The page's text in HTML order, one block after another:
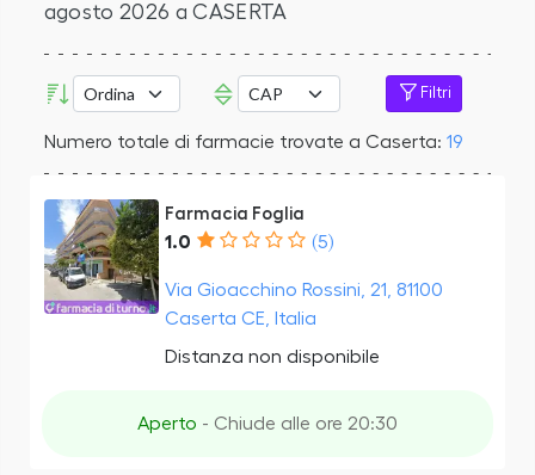
agosto 2026 a CASERTA
Filtri
Numero totale di farmacie trovate a Caserta: 19
Farmacia Foglia
1.0 (5)
Via Gioacchino Rossini, 21, 81100
Caserta CE, Italia
Distanza non disponibile
Aperto - Chiude alle ore 20:30